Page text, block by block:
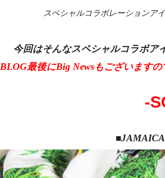
スペシャルコラボレーションア
今回はそんなスペシャルコラボア
BLOG最後にBig Newsもございます
-